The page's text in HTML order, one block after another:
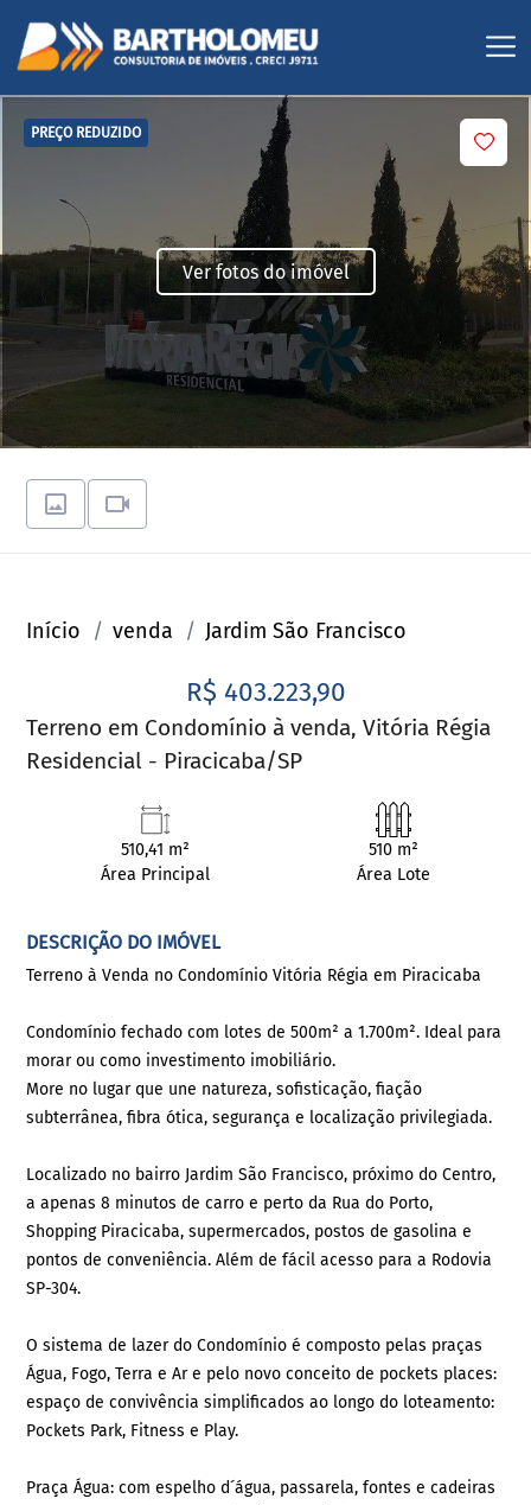
PREÇO REDUZIDO
Ver fotos do imóvel
Início venda Jardim São Francisco
R$ 403.223,90
Terreno em Condomínio à venda, Vitória Régia
Residencial - Piracicaba/SP
510,41 m²
Área Principal
510 m²
Área Lote
DESCRIÇÃO DO IMÓVEL
Terreno à Venda no Condomínio Vitória Régia em Piracicaba
Condomínio fechado com lotes de 500m² a 1.700m². Ideal para
morar ou como investimento imobiliário.
More no lugar que une natureza, sofisticação, fiação
subterrânea, fibra ótica, segurança e localização privilegiada.
Localizado no bairro Jardim São Francisco, próximo do Centro,
a apenas 8 minutos de carro e perto da Rua do Porto,
Shopping Piracicaba, supermercados, postos de gasolina e
pontos de conveniência. Além de fácil acesso para a Rodovia
SP-304.
O sistema de lazer do Condomínio é composto pelas praças
Água, Fogo, Terra e Ar e pelo novo conceito de pockets places:
espaço de convivência simplificados ao longo do loteamento:
Pockets Park, Fitness e Play.
Praça Água: com espelho d´água, passarela, fontes e cadeiras